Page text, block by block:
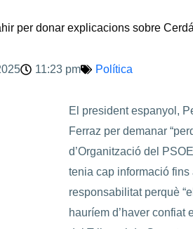
per donar explicacions sobre
11:23 pm Política
El president espanyol,
Ferraz per demanar
d’Organització del
tenia cap informació
responsabilitat perquè
hauríem d’haver confiat